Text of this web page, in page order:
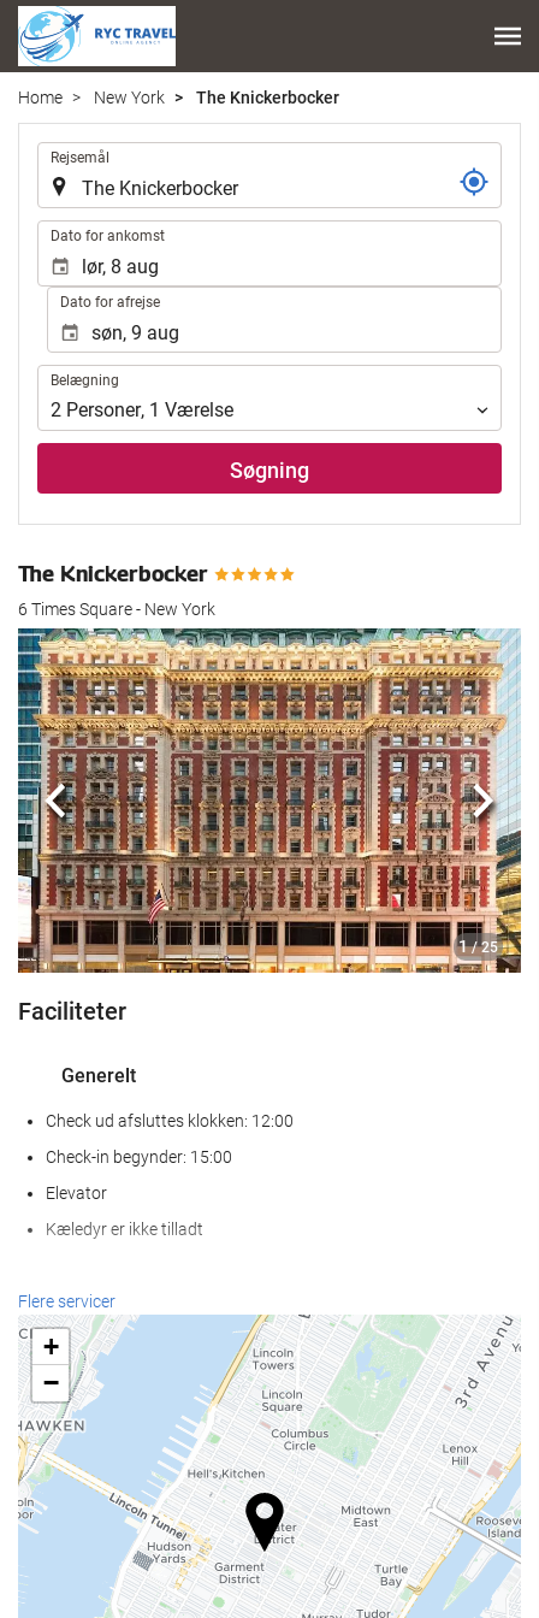
Home New York The Knickerbocker
Rejsemål
Dato for ankomst
Dato for afrejse
Belægning
Belægning
2 Personer, 1 Værelse
Søgning
The Knickerbocker
6 Times Square - New York
1 / 25
Previous
Faciliteter
Generelt
Check ud afsluttes klokken: 12:00
Check-in begynder: 15:00
Elevator
Kæledyr er ikke tilladt
Mad og drikke
À la carte-restaurant
Bar
Café på stedet
Receptionen
Døgnåben reception
Bagageopbevaring
Flere servicer
+
−